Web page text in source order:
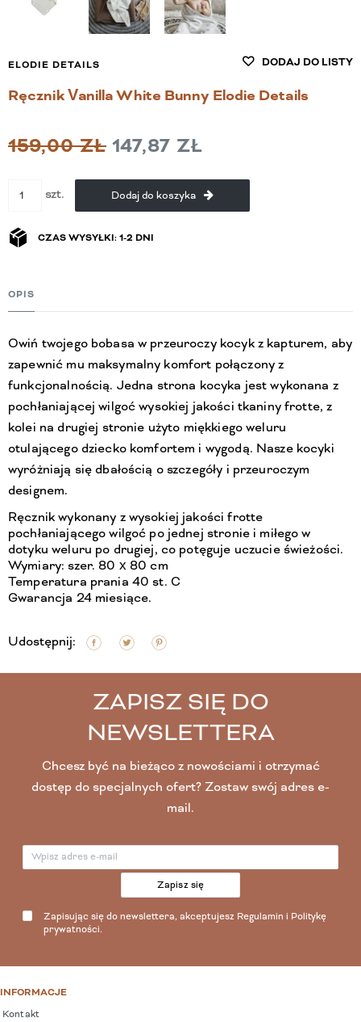
DODAJ DO LISTY
ELODIE DETAILS
Ręcznik Vanilla White Bunny Elodie Details
159,00 ZŁ 147,87 ZŁ
szt. Dodaj do koszyka
CZAS WYSYŁKI: 1-2 DNI
OPIS
Owiń twojego bobasa w przeuroczy kocyk z kapturem, aby
zapewnić mu maksymalny komfort połączony z
funkcjonalnością. Jedna strona kocyka jest wykonana z
pochłaniającej wilgoć wysokiej jakości tkaniny frotte, z
kolei na drugiej stronie użyto miękkiego weluru
otulającego dziecko komfortem i wygodą. Nasze kocyki
wyróżniają się dbałością o szczegóły i przeuroczym
designem.
Ręcznik wykonany z wysokiej jakości frotte
pochłaniającego wilgoć po jednej stronie i miłego w
dotyku weluru po drugiej, co potęguje uczucie świeżości.
Wymiary: szer. 80 x 80 cm
Temperatura prania 40 st. C
Gwarancja 24 miesiące.
Udostępnij:
ZAPISZ SIĘ DO
NEWSLETTERA
Chcesz być na bieżąco z nowościami i otrzymać
dostęp do specjalnych ofert? Zostaw swój adres e-
mail.
Zapisz się
Zapisując się do newslettera, akceptujesz Regulamin i Politykę
prywatności.
INFORMACJE
Kontakt